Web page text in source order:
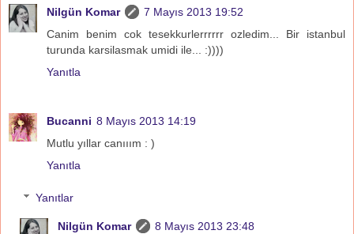
Nilgün Komar
7 Mayıs 2013 19:52
Canim benim cok tesekkurlerrrrrr ozledim... Bir istanbul
turunda karsilasmak umidi ile... :))))
Yanıtla
Bucanni 8 Mayıs 2013 14:19
Mutlu yıllar canııım : )
Yanıtla
Yanıtlar
Nilgün Komar
8 Mayıs 2013 23:48